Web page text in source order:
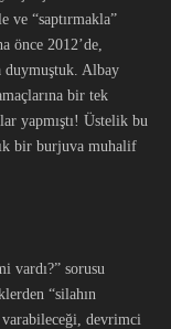
ve “saptırmakla”
önce 2012’de,
duymuştuk. Albay
bir tek
yapmıştı! Üstelik bu
bir burjuva muhalif
vardı?” sorusu
“silahın
varabileceği, devrimci